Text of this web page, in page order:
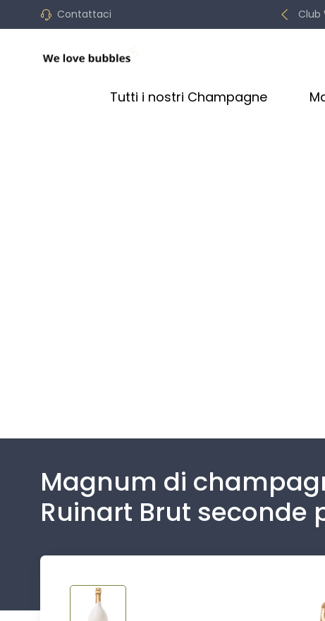
Contattaci Club
Tutti i nostri Champagne
Magnum di
Ruinart Brut seconde